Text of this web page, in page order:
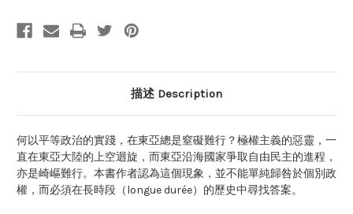
描述 Description
何以平等政治的實踐，在東亞總是窒礙難行？極權主義的惡靈，一
直在東亞大陸的上空迴旋，而東亞沿海國家爭取自由民主的進程，
亦是崎嶇難行。本書作者認為這個現象，並不能單純歸咎於個別政
權，而必須在長時段（longue durée）的歷史中尋找答案。